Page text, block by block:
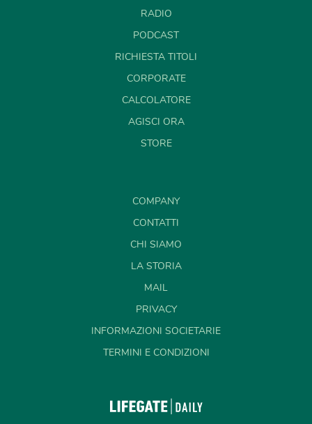
RADIO
PODCAST
RICHIESTA TITOLI
CORPORATE
CALCOLATORE
AGISCI ORA
STORE
COMPANY
CONTATTI
CHI SIAMO
LA STORIA
MAIL
PRIVACY
INFORMAZIONI SOCIETARIE
TERMINI E CONDIZIONI